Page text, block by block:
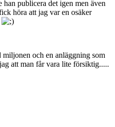
publicera det igen men även
höra att jag var en osäker
och en anläggning som
att man får vara lite försiktig.....